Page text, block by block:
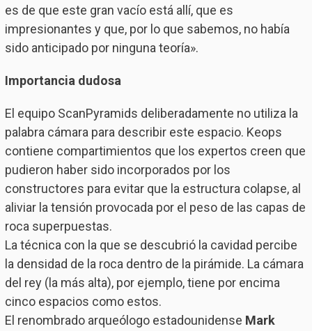
es de que este gran vacío está allí, que es
impresionantes y que, por lo que sabemos, no había
sido anticipado por ninguna teoría».
Importancia dudosa
El equipo ScanPyramids deliberadamente no utiliza la
palabra cámara para describir este espacio. Keops
contiene compartimientos que los expertos creen que
pudieron haber sido incorporados por los
constructores para evitar que la estructura colapse, al
aliviar la tensión provocada por el peso de las capas de
roca superpuestas.
La técnica con la que se descubrió la cavidad percibe
la densidad de la roca dentro de la pirámide. La cámara
del rey (la más alta), por ejemplo, tiene por encima
cinco espacios como estos.
El renombrado arqueólogo estadounidense Mark